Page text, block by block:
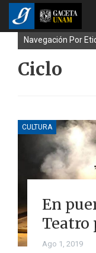
Navegación Por
Ciclo
CULTURA
En
Teatro
Ago 1, 2019